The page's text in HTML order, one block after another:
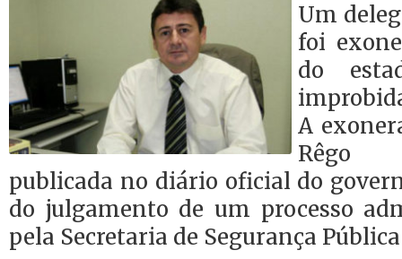
Um
foi
do
A
Rêgo
publicada no diário oficial do
do julgamento de um processo
pela Secretaria de Segurança Pública